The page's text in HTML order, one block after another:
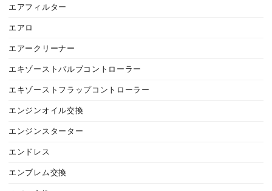
エアフィルター
エアロ
エアークリーナー
エキゾーストバルブコントローラー
エキゾーストフラップコントローラー
エンジンオイル交換
エンジンスターター
エンドレス
エンブレム交換